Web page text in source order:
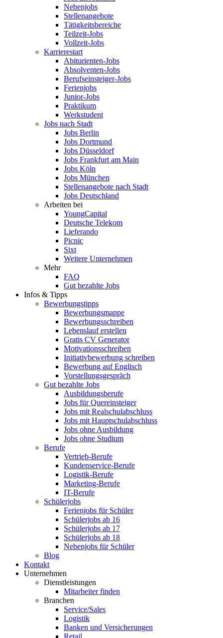
Nebenjobs
Stellenangebote
Tätigkeitsbereiche
Teilzeit-Jobs
Vollzeit-Jobs
Karrierestart
Abiturienten-Jobs
Absolventen-Jobs
Berufseinsteiger-Jobs
Ferienjobs
Junior-Jobs
Praktikum
Werkstudent
Jobs nach Stadt
Jobs Berlin
Jobs Dortmund
Jobs Düsseldorf
Jobs Frankfurt am Main
Jobs Köln
Jobs München
Stellenangebote nach Stadt
Jobs Deutschland
Arbeiten bei
YoungCapital
Deutsche Telekom
Lieferando
Picnic
Sixt
Weitere Unternehmen
Mehr
FAQ
Gut bezahlte Jobs
Infos & Tipps
Bewerbungstipps
Bewerbungsmappe
Bewerbungsschreiben
Lebenslauf erstellen
Gratis CV Generator
Motivationsschreiben
Initiativbewerbung schreiben
Bewerbung auf Englisch
Vorstellungsgespräch
Gut bezahlte Jobs
Ausbildungsberufe
Jobs für Quereinsteiger
Jobs mit Realschulabschluss
Jobs mit Hauptschulabschluss
Jobs ohne Ausbildung
Jobs ohne Studium
Berufe
Vertrieb-Berufe
Kundenservice-Berufe
Logistik-Berufe
Marketing-Berufe
IT-Berufe
Schülerjobs
Ferienjobs für Schüler
Schülerjobs ab 16
Schülerjobs ab 17
Schülerjobs ab 18
Nebenjobs für Schüler
Blog
Kontakt
Unternehmen
Dienstleistungen
Mitarbeiter finden
Branchen
Service/Sales
Logistik
Banken und Versicherungen
Retail